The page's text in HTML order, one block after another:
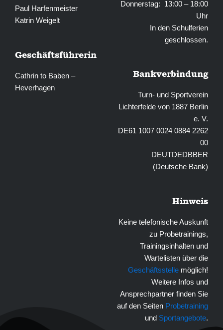
Paul Harfenmeister
Katrin Weigelt
Geschäftsführerin
Cathrin to Baben –
Heverhagen
Donnerstag: 13:00 – 18:00
Uhr
In den Schulferien
geschlossen.
Bankverbindung
Turn- und Sportverein
Lichterfelde von 1887 Berlin
e. V.
DE61 1007 0024 0884 2262
00
DEUTDEDBBER
(Deutsche Bank)
Hinweis
Keine telefonische Auskunft
zu Probetrainings,
Trainingsinhalten und
Wartelisten über die
Geschäftsstelle möglich!
Weitere Infos und
Ansprechpartner finden Sie
auf den Seiten Probetraining
und Sportangebote.